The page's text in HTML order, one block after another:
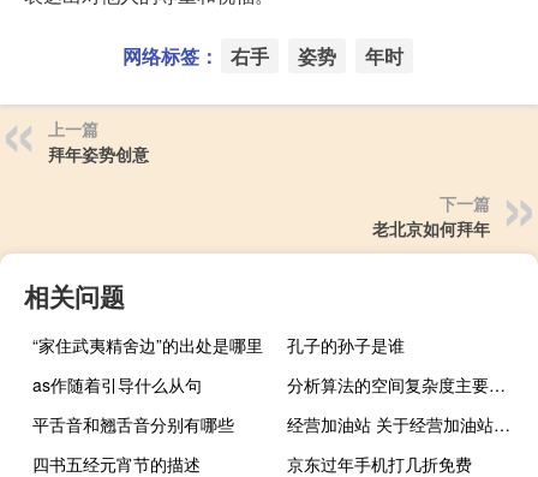
网络标签： 右手 姿势 年时
上一篇
拜年姿势创意
下一篇
老北京如何拜年
相关问题
“家住武夷精舍边”的出处是哪里
孔子的孙子是谁
as作随着引导什么从句
分析算法的空间复杂度主要是分析
平舌音和翘舌音分别有哪些
经营加油站 关于经营加油站的介绍
四书五经元宵节的描述
京东过年手机打几折免费